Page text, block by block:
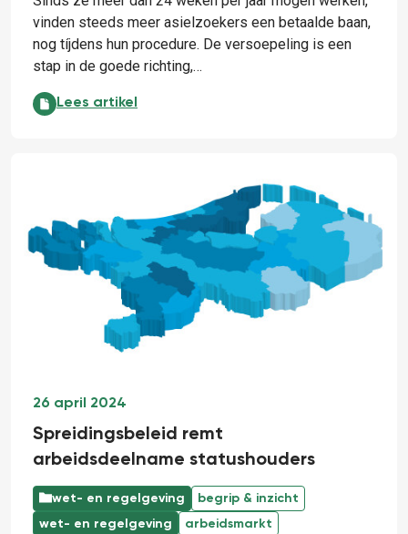
vinden steeds meer asielzoekers een betaalde baan,
nog tíjdens hun procedure. De versoepeling is een
stap in de goede richting,…
Een baan geeft nieuwkomers weer de regie:
Lees artikel
26 april 2024
Spreidingsbeleid remt
arbeidsdeelname statushouders
wet- en regelgeving
begrip & inzicht
wet- en regelgeving
arbeidsmarkt